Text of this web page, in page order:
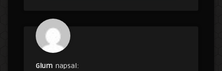
Glum napsal: